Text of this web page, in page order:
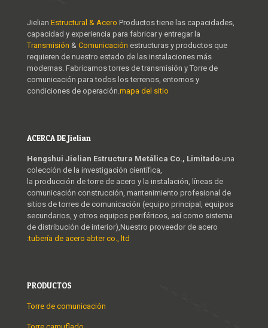
Jielian Estructural & Acero Productos tiene las capacidades,
capacidad y experiencia para fabricar y entregar la
Transmisión & Comunicación estructuras y productos que
requieren de nuestro estado de las instalaciones más
modernas. Fabricamos torres de transmisión y Torre de
comunicación para todos los terrenos, entornos y
condiciones de operación.mapa del sitio
ACERCA DE Jielian
Hengshui Jielian Estructura Metálica Co., Limitado-una
colección de la investigación científica,
la producción de torre de acero y la instalación, líneas de
comunicación construcción, mantenimiento profesional de
sitios de torres de comunicación (equipo principal, equipos
secundarios, y otros equipos periféricos, así como sistema
de distribución de interior),Nuestro proveedor de acero
:tubería de acero abter co., ltd
PRODUCTOS
Torre de comunicación